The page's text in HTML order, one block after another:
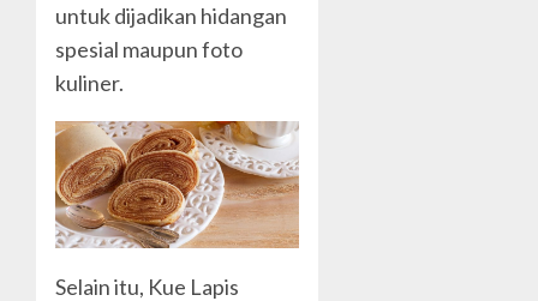
untuk dijadikan hidangan
spesial maupun foto
kuliner.
Selain itu, Kue Lapis